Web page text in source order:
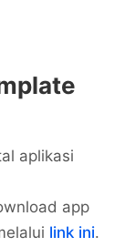
aplikasi
app
link ini.